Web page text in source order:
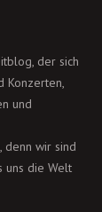
der sich
Konzerten,
und
denn wir sind
uns die Welt